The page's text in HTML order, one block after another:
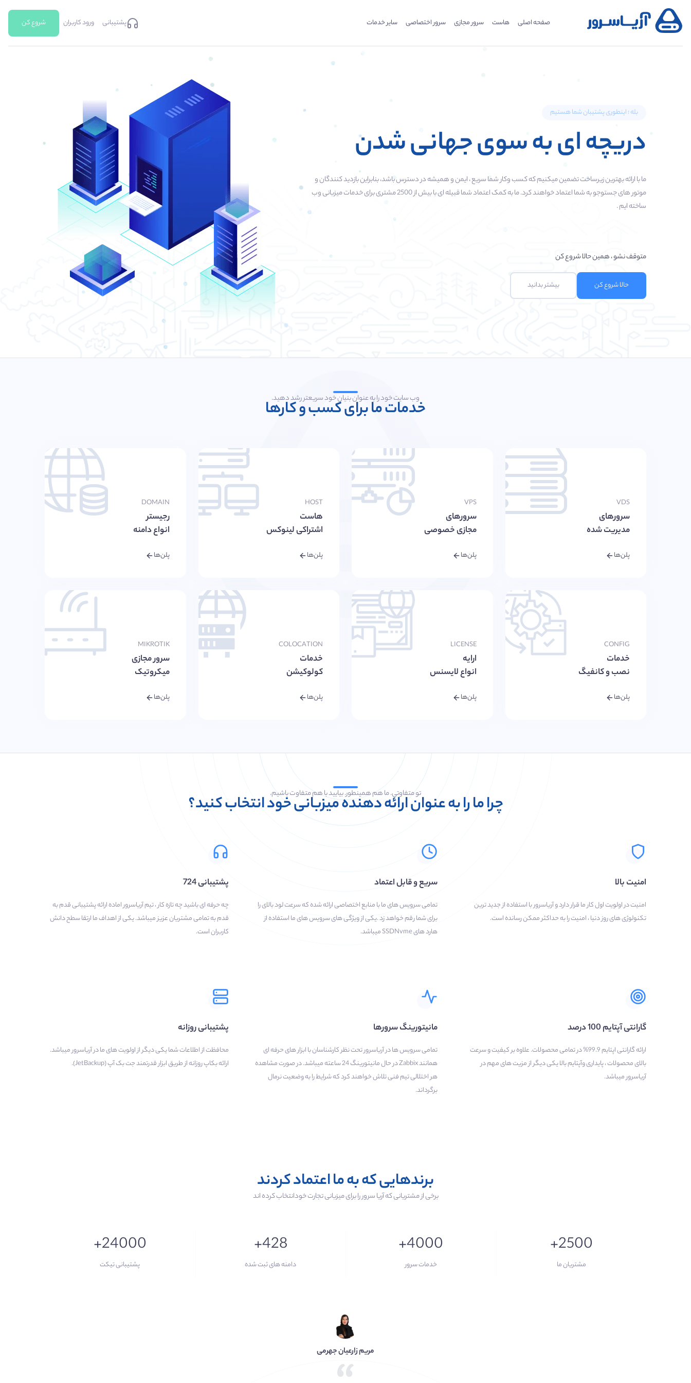
صفحه اصلی هاست سرور مجازی سرور اختصاصی سایر خدمات پشتیبانی ورود کاربران شروع کن
بله ؛ اینطوری پشتیبان شما هستیم
دریچه ای به سوی جهانی شدن
ما با ارائه بهترین زیرساخت تضمین میکنیم که کسب وکار شما سریع ، ایمن و همیشه در دسترس باشد، بنابراین بازدید کنندگان و
موتور های جستوجو به شما اعتماد خواهند کرد. ما به کمک اعتماد شما قبیله ای با بیش از 2500 مشتری برای خدمات میزبانی وب
ساخته ایم .
متوقف نشو ، همین حالا شروع کن
حالا شروع کن بیشتر بدانید
وب سایت خود را به عنوان بنیان خود سریعتر رشد دهید.
خدمات ما برای کسب و کارها
VDS
سرورهای
مدیریت شده
پلن‌ها
VPS
سرورهای
مجازی خصوصی
پلن‌ها
HOST
هاست
اشتراکی لینوکس
پلن‌ها
DOMAIN
رجیستر
انواع دامنه
پلن‌ها
CONFIG
خدمات
نصب و کانفیگ
پلن‌ها
LICENSE
ارایه
انواع لایسنس
پلن‌ها
COLOCATION
خدمات
کولوکیشن
پلن‌ها
MIKROTIK
سرور مجازی
میکروتیک
پلن‌ها
تو متفاوتی. ما هم همینطور. بیایید با هم متفاوت باشیم.
چرا ما را به عنوان ارائه دهنده میزبانی خود انتخاب کنید؟
امنیت بالا
امنیت در اولویت اول کار ما قرار دارد و آریاسرور با استفاده از جدید ترین
تکنولوژی های روز دنیا ، امنیت را به حداکثر ممکن رسانده است.
سریع و قابل اعتماد
تمامی سرویس های ما با منابع اختصاصی ارائه شده که سرعت لود بالای را
برای شما رقم خواهد زد .یکی از ویژگی های سرویس های ما استفاده از
هارد های SSDNvme میباشد.
پشتیبانی 724
چه حرفه ای باشید چه تازه کار ، تیم آریاسرور اماده ارائه پشتیبانی قدم به
قدم به تمامی مشتریان عزیز میباشد. یکی از اهداف ما ارتقا سطح دانش
کاربران است.
گارانتی آپتایم 100 درصد
ارائه گارانتی اپتایم 99.9% در تمامی محصولات. علاوه بر کیفیت و سرعت
بالای محصولات ، پایداری وآپتایم بالا یکی دیگر از مزیت های مهم در
آریاسرور میباشد.
مانیتورینگ سرورها
تمامی سرویس ها در آریاسرور تحت نظر کارشناسان با ابزار های حرفه ای
همانند Zabbix در حال مانیتورینگ 24 ساعته میباشد. در صورت مشاهده
هر اختلالی تیم فنی تلاش خواهند کرد که شرایط را به وضعیت نرمال
برگرداند.
پشتیبانی روزانه
محافظت از اطلاعات شما یکی دیگر از اولویت های ما در آریاسرور میباشد.
ارائه بکاپ روزانه از طریق ابزار قدرتمند جت بک آپ (JetBackup).
برندهایی که به ما اعتماد کردند
برخی از مشتریانی که آریا سرور را برای میزبانی تجارت خودانتخاب کرده اند
+2500
مشتریان ما
+4000
خدمات سرور
+428
دامنه های ثبت شده
+24000
پشتیبانی تیکت
امیرمحمد ریحانی